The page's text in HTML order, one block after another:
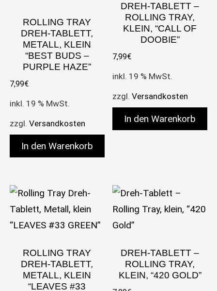
ROLLING TRAY
DREH-TABLETT,
METALL, KLEIN
“BEST BUDS –
PURPLE HAZE”
7,99€
inkl. 19 % MwSt.
zzgl. Versandkosten
In den Warenkorb
DREH-TABLETT –
ROLLING TRAY,
KLEIN, “CALL OF
DOOBIE”
7,99€
inkl. 19 % MwSt.
zzgl.Versandkosten
In den Warenkorb
ROLLING TRAY
DREH-TABLETT,
METALL, KLEIN
“LEAVES #33
DREH-TABLETT –
ROLLING TRAY,
KLEIN, “420 GOLD”